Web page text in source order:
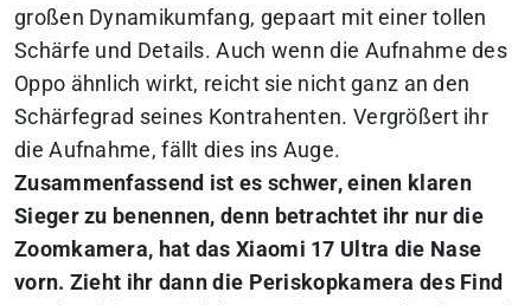
großen Dynamikumfang, gepaart mit einer tollen
Schärfe und Details. Auch wenn die Aufnahme des
Oppo ähnlich wirkt, reicht sie nicht ganz an den
Schärfegrad seines Kontrahenten. Vergrößert ihr
die Aufnahme, fällt dies ins Auge.
Zusammenfassend ist es schwer, einen klaren
Sieger zu benennen, denn betrachtet ihr nur die
Zoomkamera, hat das Xiaomi 17 Ultra die Nase
vorn. Zieht ihr dann die Periskopkamera des Find